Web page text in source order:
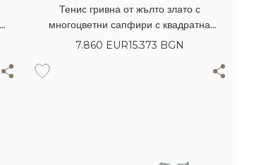
Тенис гривна от жълто злато с
многоцветни сапфири с квадратна
шлифовка 9.18кт
7.860 EUR15.373 BGN